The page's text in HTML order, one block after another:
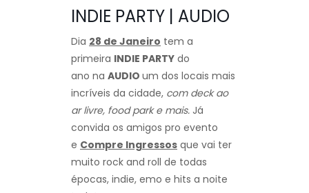
INDIE PARTY | AUDIO
Dia 28 de Janeiro tem a
primeira INDIE PARTY do
ano na AUDIO um dos locais mais
incríveis da cidade, com deck ao
ar livre, food park e mais. Já
convida os amigos pro evento
e Compre Ingressos que vai ter
muito rock and roll de todas
épocas, indie, emo e hits a noite